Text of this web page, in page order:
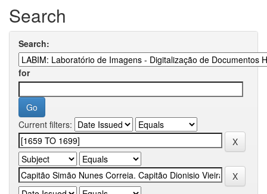
Search
Search:
for
Current filters: